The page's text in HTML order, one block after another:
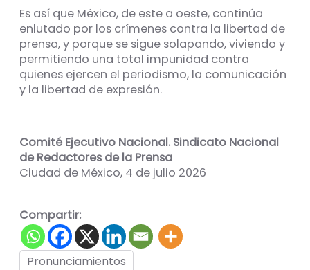
Es así que México, de este a oeste, continúa
enlutado por los crímenes contra la libertad de
prensa, y porque se sigue solapando, viviendo y
permitiendo una total impunidad contra
quienes ejercen el periodismo, la comunicación
y la libertad de expresión.
Comité Ejecutivo Nacional. Sindicato Nacional
de Redactores de la Prensa
Ciudad de México, 4 de julio 2026
Compartir:
Pronunciamientos